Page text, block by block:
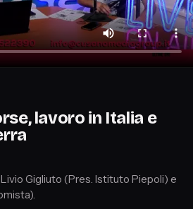
lavoro in Italia e
Gigliuto (Pres. Istituto Piepoli) e